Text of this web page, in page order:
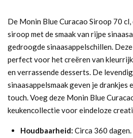
De Monin Blue Curacao Siroop 70
siroop met de smaak van rijpe
gedroogde sinaasappelschillen.
perfect voor het creëren van
en verrassende desserts. De
sinaasappelsmaak geven je drankjes
touch. Voeg deze Monin Blue
keukencollectie voor eindeloze
Houdbaarheid: Circa 360 dagen.